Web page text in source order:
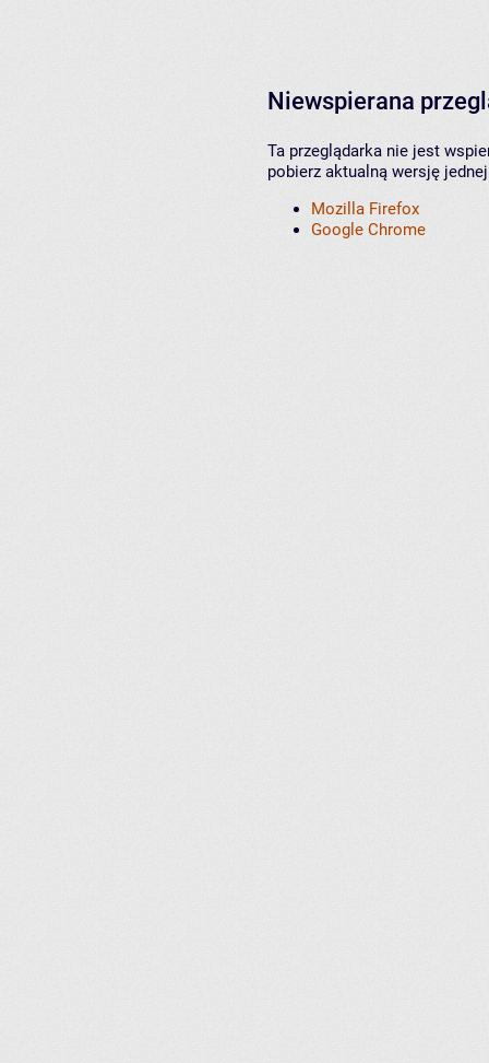
Niewspierana
Ta przeglądarka nie jest
pobierz aktualną wersję
Mozilla Firefox
Google Chrome